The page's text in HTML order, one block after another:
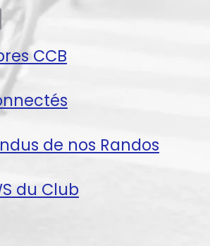
Email
CCB
de nos Randos
du Club